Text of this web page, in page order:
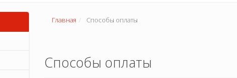
Главная Способы оплаты
Способы оплаты